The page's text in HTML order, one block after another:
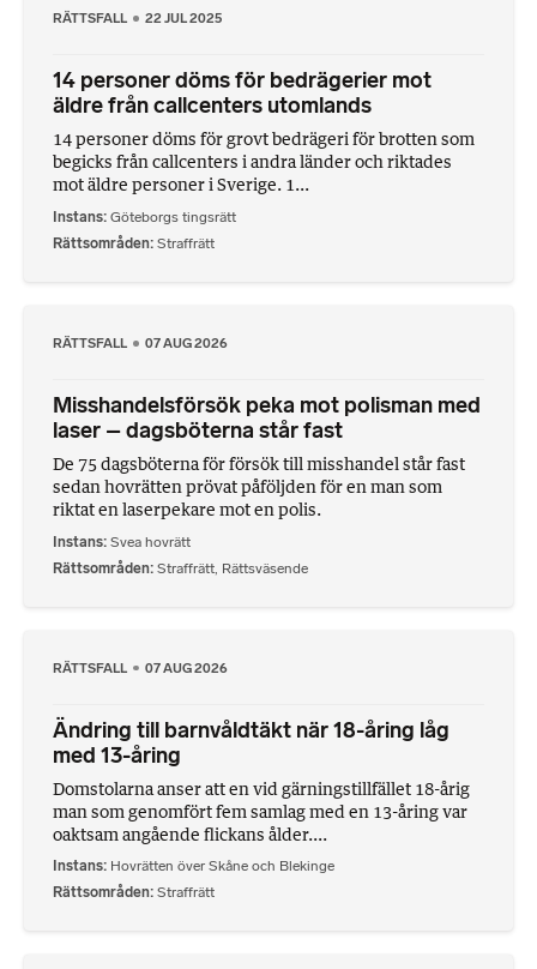
RÄTTSFALL 22 JUL 2025
14 personer döms för bedrägerier mot
äldre från callcenters utomlands
14 personer döms för grovt bedrägeri för brotten som
begicks från callcenters i andra länder och riktades
mot äldre personer i Sverige. 1...
Instans Göteborgs tingsrätt
Rättsområden Straffrätt
RÄTTSFALL 07 AUG 2026
Misshandelsförsök peka mot polisman med
laser – dagsböterna står fast
De 75 dagsböterna för försök till misshandel står fast
sedan hovrätten prövat påföljden för en man som
riktat en laserpekare mot en polis.
Instans Svea hovrätt
Rättsområden Straffrätt Rättsväsende
RÄTTSFALL 07 AUG 2026
Ändring till barnvåldtäkt när 18-åring låg
med 13-åring
Domstolarna anser att en vid gärningstillfället 18-årig
man som genomfört fem samlag med en 13-åring var
oaktsam angående flickans ålder....
Instans Hovrätten över Skåne och Blekinge
Rättsområden Straffrätt